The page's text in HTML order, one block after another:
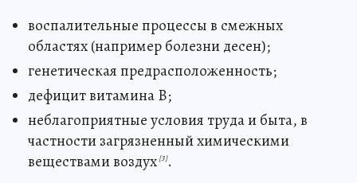
воспалительные процессы в смежных
областях (например болезни десен);
генетическая предрасположенность;
дефицит витамина B;
неблагоприятные условия труда и быта, в
частности загрязненный химическими
веществами воздух [3].